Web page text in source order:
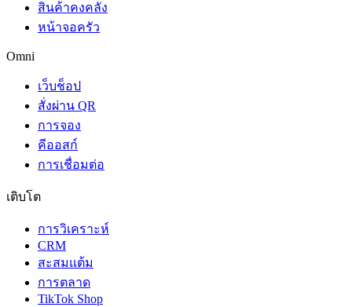
สินค้าคงคลัง
หน้าจอครัว
Omni
เว็บช็อป
สั่งผ่าน QR
การจอง
คีออสก์
การเชื่อมต่อ
เติบโต
การวิเคราะห์
CRM
สะสมแต้ม
การตลาด
TikTok Shop